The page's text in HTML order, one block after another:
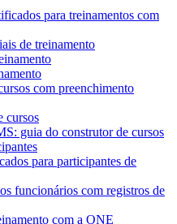
para treinamentos com
de treinamento
com preenchimento
cursos
guia do construtor de cursos
para participantes de
funcionários com registros de
com a ONE